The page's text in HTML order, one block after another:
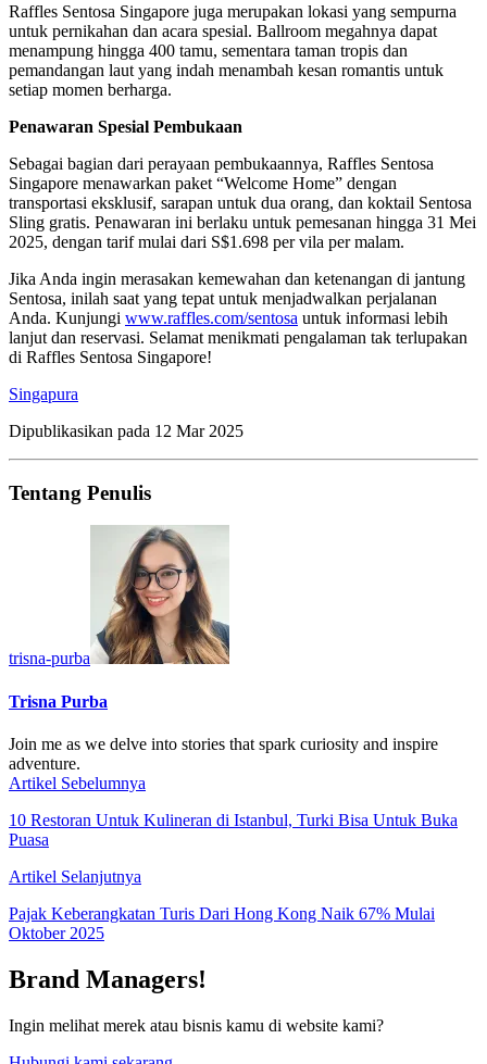
Raffles Sentosa Singapore juga merupakan lokasi yang sempurna
untuk pernikahan dan acara spesial. Ballroom megahnya dapat
menampung hingga 400 tamu, sementara taman tropis dan
pemandangan laut yang indah menambah kesan romantis untuk
setiap momen berharga.
Penawaran Spesial Pembukaan
Sebagai bagian dari perayaan pembukaannya, Raffles Sentosa
Singapore menawarkan paket “Welcome Home” dengan
transportasi eksklusif, sarapan untuk dua orang, dan koktail Sentosa
Sling gratis. Penawaran ini berlaku untuk pemesanan hingga 31 Mei
2025, dengan tarif mulai dari S$1.698 per vila per malam.
Jika Anda ingin merasakan kemewahan dan ketenangan di jantung
Sentosa, inilah saat yang tepat untuk menjadwalkan perjalanan
Anda. Kunjungi www.raffles.com/sentosa untuk informasi lebih
lanjut dan reservasi. Selamat menikmati pengalaman tak terlupakan
di Raffles Sentosa Singapore!
Singapura
Dipublikasikan pada 12 Mar 2025
Tentang Penulis
trisna-purba
Trisna Purba
Join me as we delve into stories that spark curiosity and inspire
adventure.
Artikel Sebelumnya
10 Restoran Untuk Kulineran di Istanbul, Turki Bisa Untuk Buka
Puasa
Artikel Selanjutnya
Pajak Keberangkatan Turis Dari Hong Kong Naik 67% Mulai
Oktober 2025
Brand Managers!
Ingin melihat merek atau bisnis kamu di website kami?